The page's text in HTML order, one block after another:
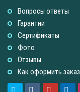
Вопросы ответы
Гарантии
Сертификаты
Фото
Отзывы
Как оформить заказ